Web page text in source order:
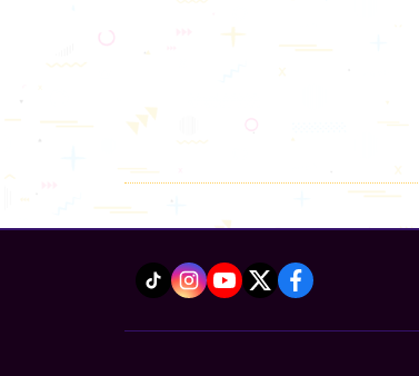
facebook
twitter
youtube
instagram
tiktok